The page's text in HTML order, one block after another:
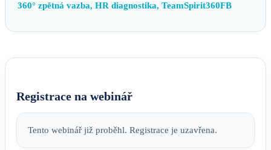
360° zpětná vazba, HR diagnostika, TeamSpirit360FB
Registrace na webinář
Tento webinář již proběhl. Registrace je uzavřena.